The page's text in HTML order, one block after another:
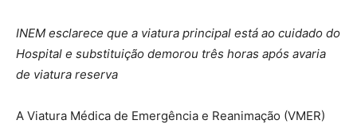
INEM esclarece que a viatura principal está ao cuidado do
Hospital e substituição demorou três horas após avaria
de viatura reserva
A Viatura Médica de Emergência e Reanimação (VMER)